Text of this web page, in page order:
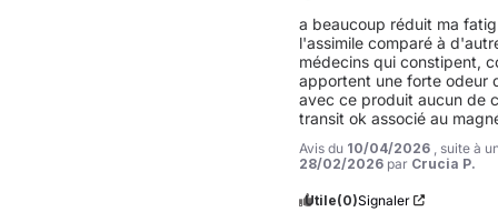
a beaucoup réduit ma
l'assimile comparé à
médecins qui constipent,
apportent une forte odeur
avec ce produit aucun de
transit ok associé au
Avis du 10/04/2026
, suite à
28/02/2026 par Crucia P.
Utile(0)Signaler